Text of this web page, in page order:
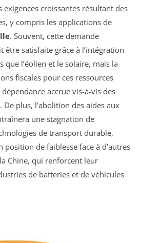
croissantes résultant des
y compris les applications de
. Souvent, cette demande
satisfaite grâce à l’intégration
que l’éolien et le solaire, mais la
fiscales pour ces ressources
accrue vis-à-vis des
. De plus, l’abolition des aides aux
une stagnation de
de transport durable,
position de faiblesse face à d’autres
Chine, qui renforcent leur
de batteries et de véhicules